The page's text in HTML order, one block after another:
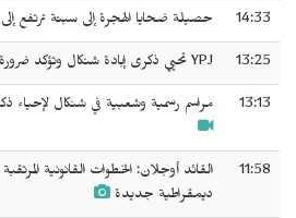
14:33 حصيلة ضحايا الهجرة إلى سبتة ترتفع إلى 88 قتيلاً
13:25 YPJ تحيي ذكرى إبادة شنكال وتؤكد ضرورة حماية الإرادة الحرة
13:13 مراسم رسمية وشعبية في شنكال لإحياء
11:58
القائد أوجلان: الخطوات القانونية
ديمقراطية جديدة